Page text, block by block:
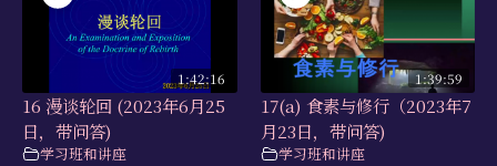
1:42:16
16 漫谈轮回 (2023年6月25
日，带问答)
学习班和讲座
1:39:59
17(a) 食素与修行（2023年7
月23日，带问答)
学习班和讲座